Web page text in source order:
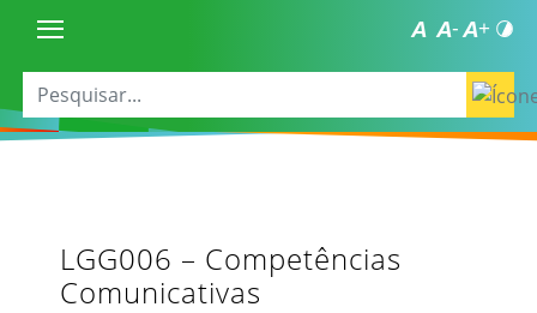
LGG006 – Competências
Comunicativas